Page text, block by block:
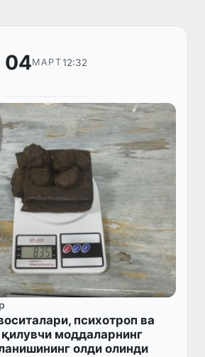
04МАРТ12:32
психотроп ва
моддаларнинг
олди олинди